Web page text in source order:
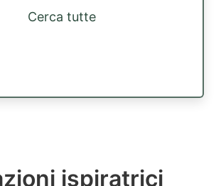
Cerca tutte
ispiratrici